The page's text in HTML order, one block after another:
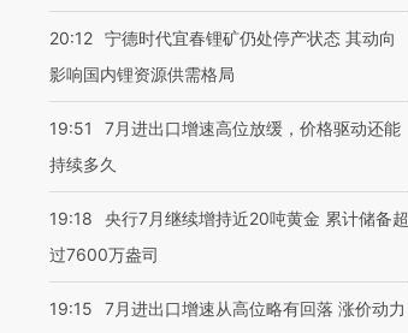
20:12 宁德时代宜春锂矿仍处停产状态 其动向
影响国内锂资源供需格局
19:51
7月进出口增速高位放缓，价格驱动还能
持续多久
19:18
央行7月继续增持近20吨黄金 累计储备超
过7600万盎司
19:15
7月进出口增速从高位略有回落 涨价动力